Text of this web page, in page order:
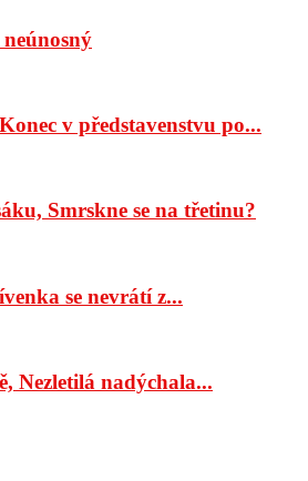
v představenstvu po...
Smrskne se na třetinu?
se nevrátí z...
Nezletilá nadýchala...